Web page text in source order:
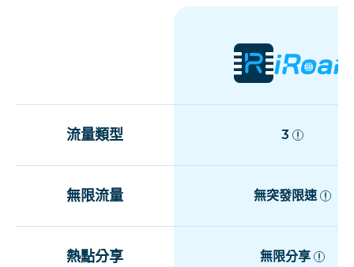
流量類型 3
無限流量 無突發限速
熱點分享 無限分享